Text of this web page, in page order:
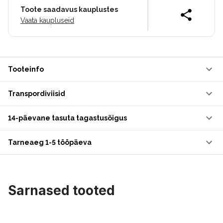
Toote saadavus kauplustes
Vaata kaupluseid
Tooteinfo
Transpordiviisid
14-päevane tasuta tagastusõigus
Tarneaeg 1-5 tööpäeva
Sarnased tooted